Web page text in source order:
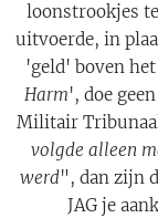
loonstrookjes
uitvoerde, in
'geld' boven
Harm', doe
Militair
volgde alleen
werd", dan zijn
JAG je